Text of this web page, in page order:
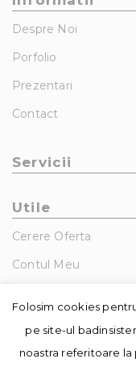
Despre Noi
Porfolio
Prezentari
Contact
Servicii
Utile
Cerere Oferta
Contul Meu
Folosim cookies
pe site-ul
noastra referitoare